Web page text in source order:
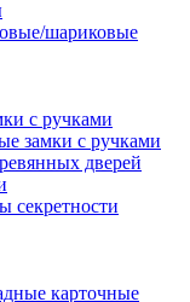
шариковые
с ручками
замки с ручками
дверей
секретности
карточные